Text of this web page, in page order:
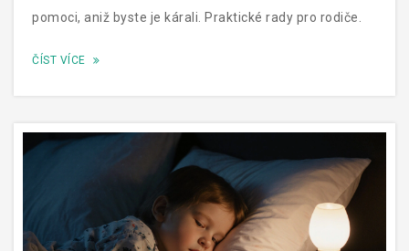
pomoci, aniž byste je kárali. Praktické rady pro rodiče.
ČÍST VÍCE